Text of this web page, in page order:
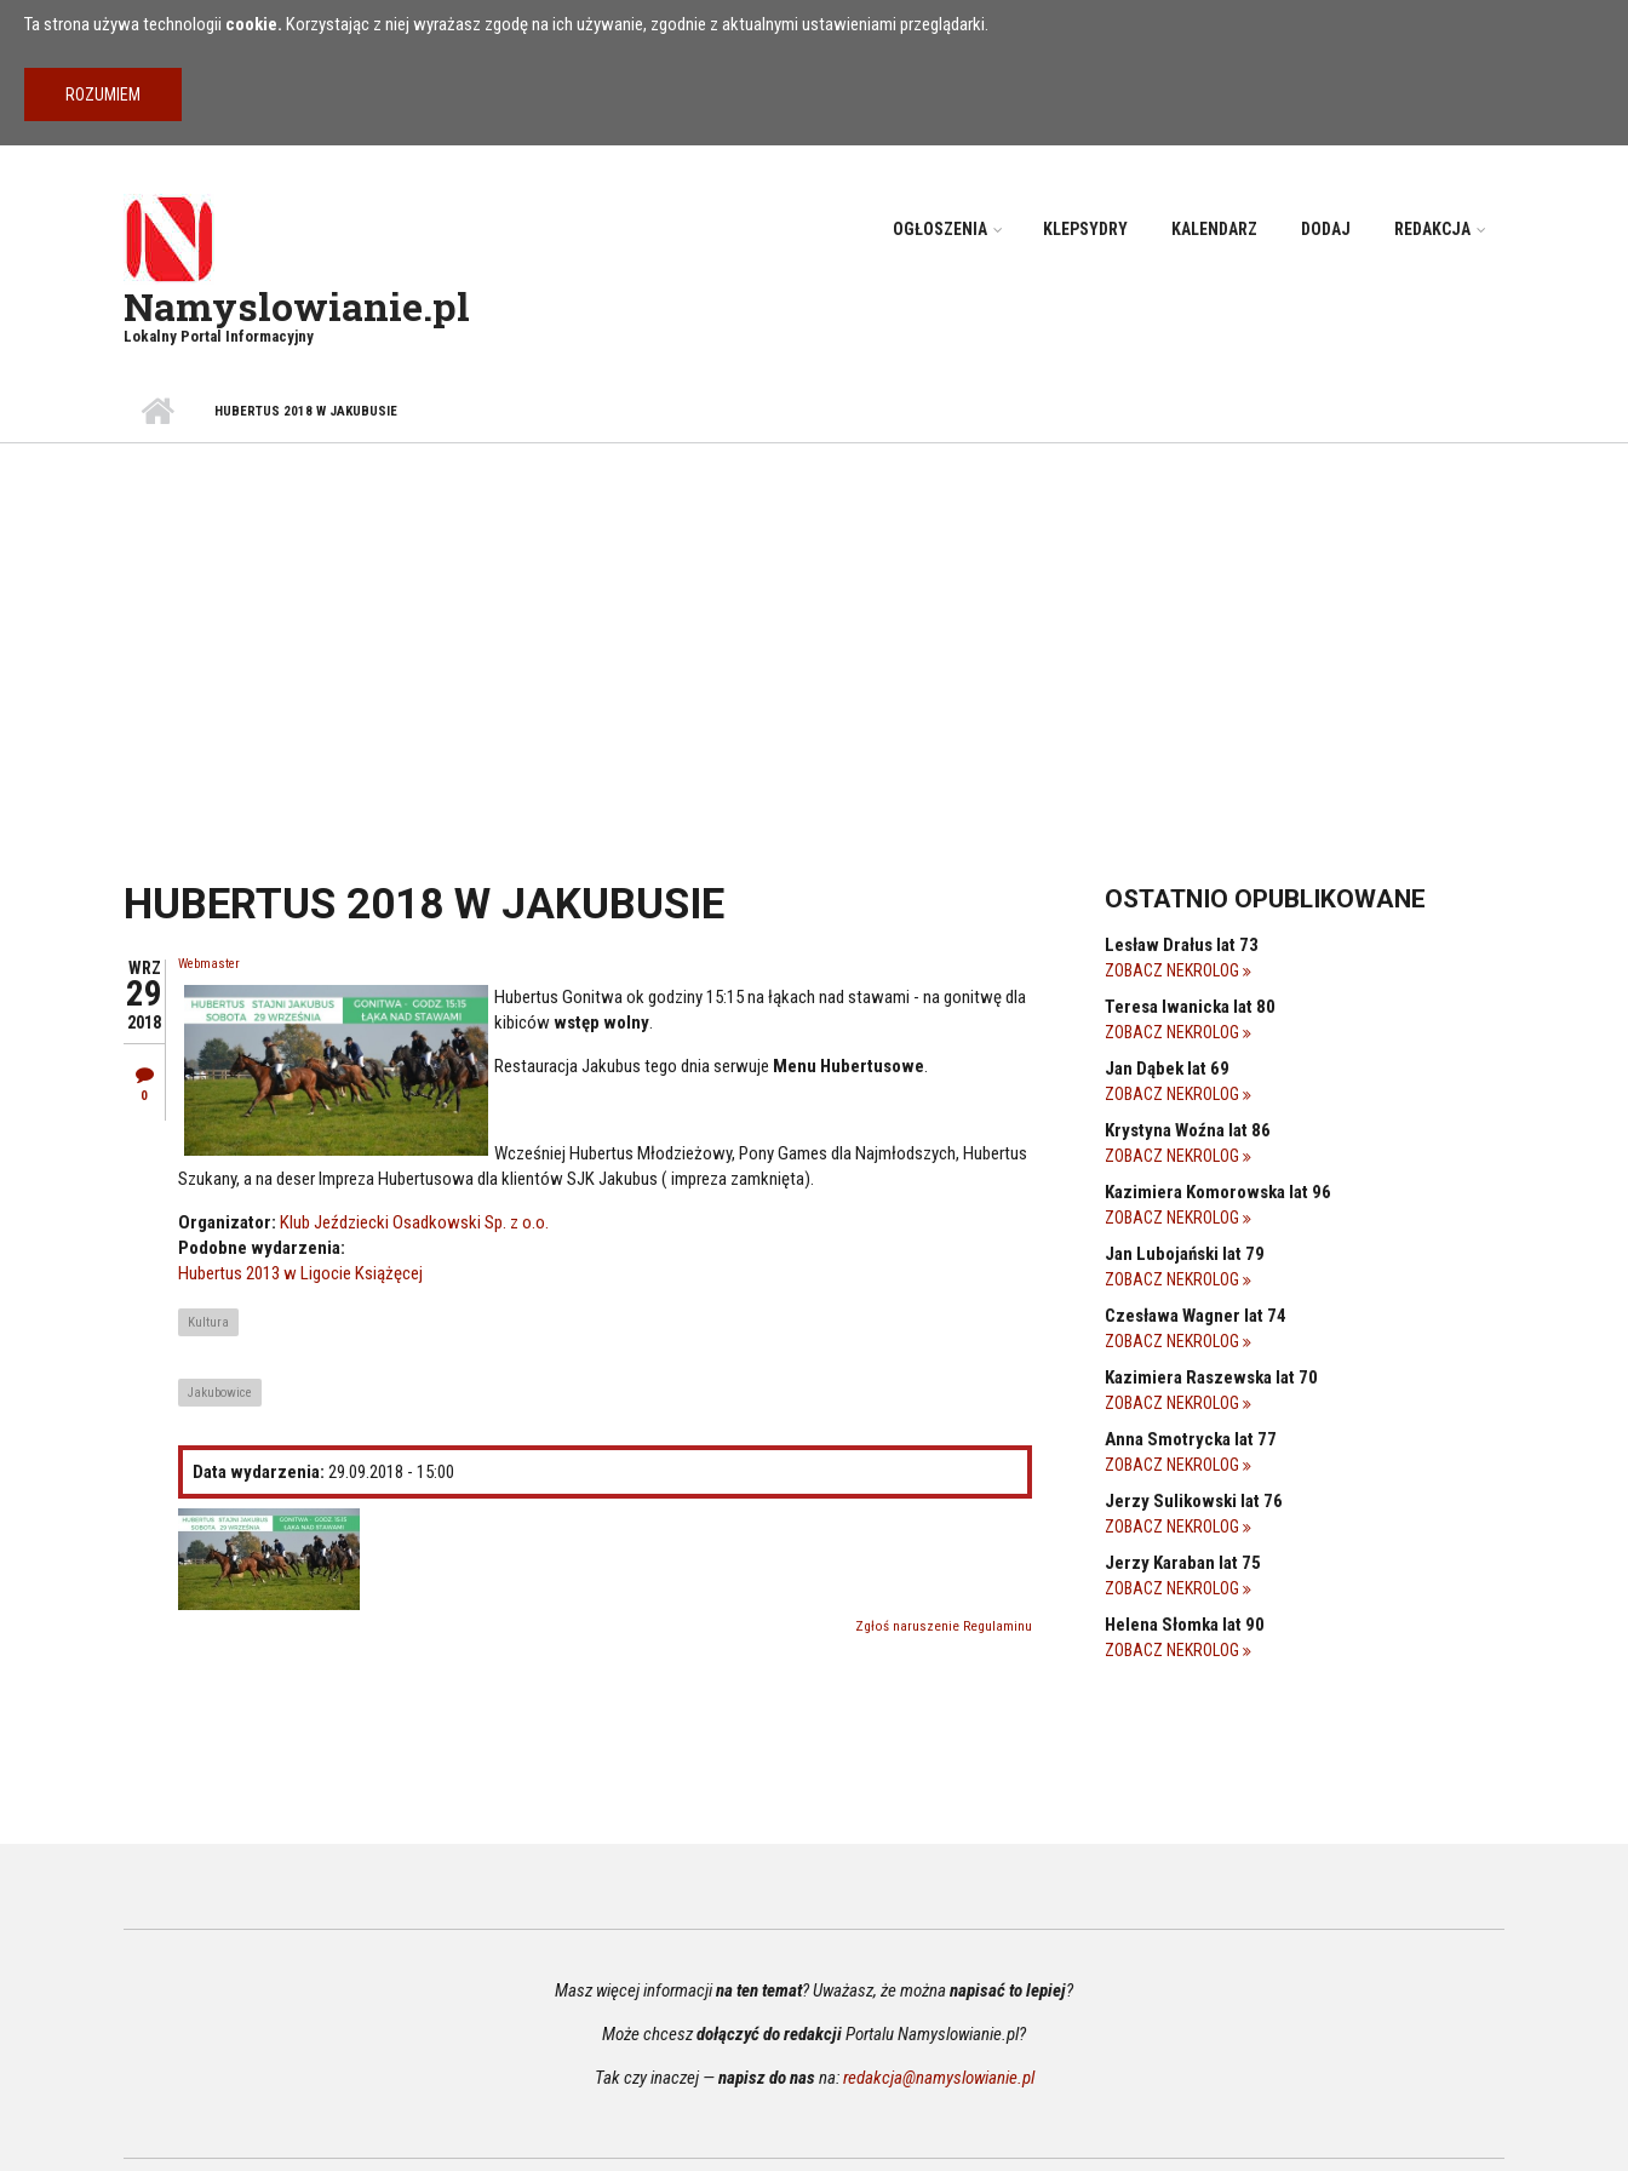
Przejdź do treści
Ta strona używa technologii cookie. Korzystając z niej wyrażasz zgodę na ich używanie, zgodnie z aktualnymi ustawieniami przeglądarki.
Namyslowianie.pl
Lokalny Portal Informacyjny
OGŁOSZENIA KLEPSYDRY KALENDARZ DODAJ REDAKCJA
HUBERTUS 2018 W JAKUBUSIE
HUBERTUS 2018 W JAKUBUSIE
WRZ
29
2018
0
Webmaster
Hubertus Gonitwa ok godziny 15:15 na łąkach nad stawami - na gonitwę dla
kibicówwstęp wolny.
Restauracja Jakubus tego dnia serwuje Menu Hubertusowe.
Wcześniej Hubertus Młodzieżowy, Pony Games dla Najmłodszych, Hubertus
Szukany, a na deser Impreza Hubertusowa dla klientów SJK Jakubus ( impreza zamknięta).
Organizator: Klub Jeździecki Osadkowski Sp. z o.o.
Podobne wydarzenia:
Hubertus 2013 w Ligocie Książęcej
Kultura
Jakubowice
Data wydarzenia: 29.09.2018 - 15:00
Zgłoś naruszenie Regulaminu
OSTATNIO OPUBLIKOWANE
Lesław Drałus lat 73
ZOBACZ NEKROLOG
Teresa Iwanicka lat 80
ZOBACZ NEKROLOG
Jan Dąbek lat 69
ZOBACZ NEKROLOG
Krystyna Woźna lat 86
ZOBACZ NEKROLOG
Kazimiera Komorowska lat 96
ZOBACZ NEKROLOG
Jan Lubojański lat 79
ZOBACZ NEKROLOG
Czesława Wagner lat 74
ZOBACZ NEKROLOG
Kazimiera Raszewska lat 70
ZOBACZ NEKROLOG
Anna Smotrycka lat 77
ZOBACZ NEKROLOG
Jerzy Sulikowski lat 76
ZOBACZ NEKROLOG
Jerzy Karaban lat 75
ZOBACZ NEKROLOG
Helena Słomka lat 90
ZOBACZ NEKROLOG
Masz więcej informacjina ten temat? Uważasz, że możnanapisać to lepiej?
Może chceszdołączyć do redakcjiPortalu Namyslowianie.pl?
Tak czy inaczej —napisz do nasna:redakcja@namyslowianie.pl